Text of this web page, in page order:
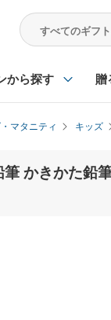
から探す 贈
マタニティ キッズ
筆 かきかた